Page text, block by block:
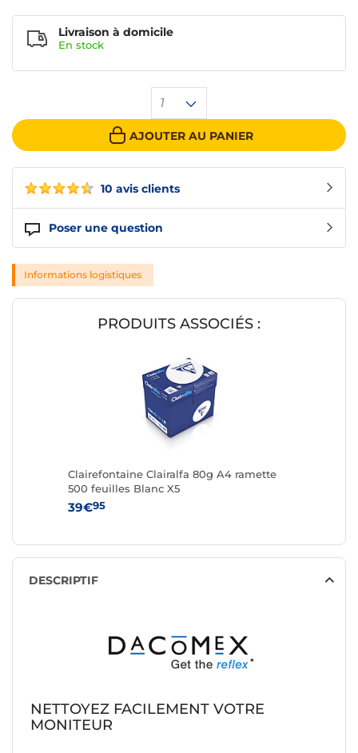
10 avis clients
Poser une question
1
AJOUTER AU PANIER
Livraison à domicile
En stock
Informations logistiques
PRODUITS ASSOCIÉS :
Clairefontaine Clairalfa 80g A4 ramette
500 feuilles Blanc X5
39€95
DESCRIPTIF
NETTOYEZ FACILEMENT VOTRE
MONITEUR